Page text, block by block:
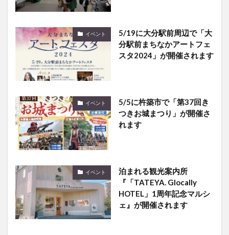
イベント
5/19に大分駅前周辺で「大
分駅前まちなかアートフェ
スタ2024」が開催されます
イベント
5/5に杵築市で「第37回き
つきお城まつり」が開催さ
れます
イベント
泊まれる観光案内所
『「TATEYA. Glocally
HOTEL」1周年記念マルシ
ェ』が開催されます